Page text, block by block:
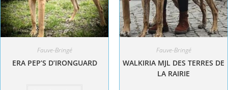
Fauve-Bringé
ERA PEP’S D’IRONGUARD
Fauve-Bringé
WALKIRIA MJL DES TERRES DE
LA RAIRIE